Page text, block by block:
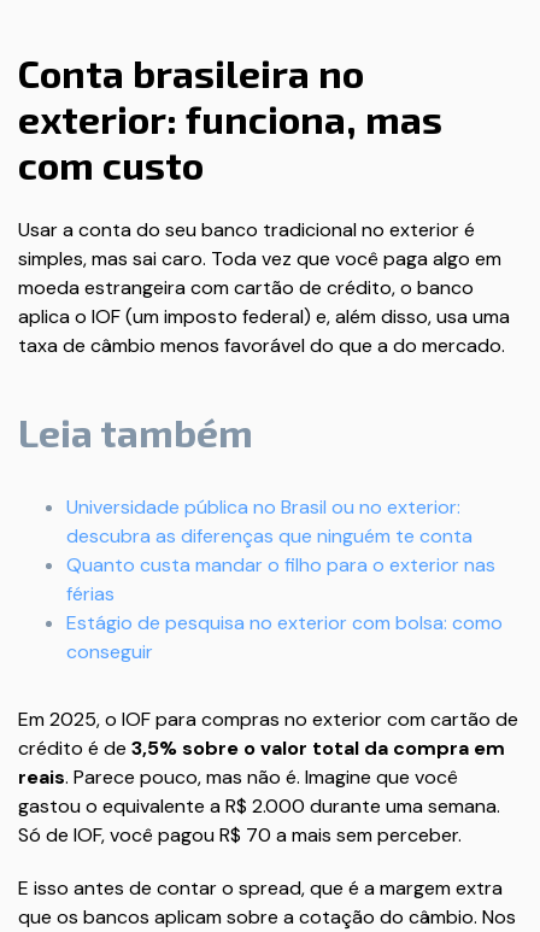
Conta brasileira no
exterior: funciona, mas
com custo
Usar a conta do seu banco tradicional no exterior é
simples, mas sai caro. Toda vez que você paga algo em
moeda estrangeira com cartão de crédito, o banco
aplica o IOF (um imposto federal) e, além disso, usa uma
taxa de câmbio menos favorável do que a do mercado.
Leia também
Universidade pública no Brasil ou no exterior:
descubra as diferenças que ninguém te conta
Quanto custa mandar o filho para o exterior nas
férias
Estágio de pesquisa no exterior com bolsa: como
conseguir
Em 2025, o IOF para compras no exterior com cartão de
crédito é de 3,5% sobre o valor total da compra em
reais. Parece pouco, mas não é. Imagine que você
gastou o equivalente a R$ 2.000 durante uma semana.
Só de IOF, você pagou R$ 70 a mais sem perceber.
E isso antes de contar o spread, que é a margem extra
que os bancos aplicam sobre a cotação do câmbio. Nos